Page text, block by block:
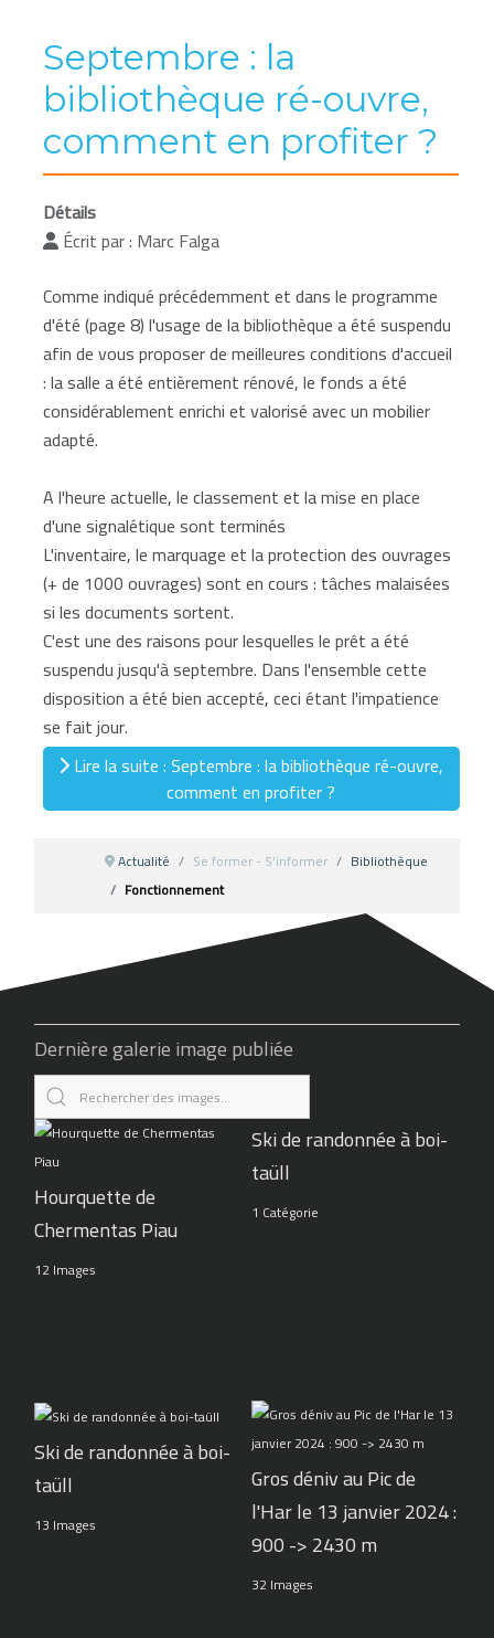
Septembre : la
bibliothèque ré-ouvre,
comment en profiter ?
Détails
Écrit par : Marc Falga
Comme indiqué précédemment et dans le programme
d'été (page 8) l'usage de la bibliothèque a été suspendu
afin de vous proposer de meilleures conditions d'accueil
: la salle a été entièrement rénové, le fonds a été
considérablement enrichi et valorisé avec un mobilier
adapté.
A l'heure actuelle, le classement et la mise en place
d'une signalétique sont terminés
L'inventaire, le marquage et la protection des ouvrages
(+ de 1000 ouvrages) sont en cours : tâches malaisées
si les documents sortent.
C'est une des raisons pour lesquelles le prêt a été
suspendu jusqu'à septembre. Dans l'ensemble cette
disposition a été bien accepté, ceci étant l'impatience
se fait jour.
Lire la suite : Septembre : la bibliothèque ré-ouvre,
comment en profiter ?
Actualité Se former - S'informer
Bibliothèque
Fonctionnement
Dernière galerie image publiée
Hourquette de
Chermentas Piau
12 Images
Ski de randonnée à boi-
taüll
1 Catégorie
Ski de randonnée à boi-
taüll
13 Images
Gros déniv au Pic de
l'Har le 13 janvier 2024 :
900 -> 2430 m
32 Images